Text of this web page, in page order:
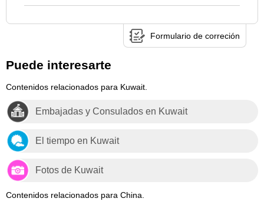
Formulario de correción
Puede interesarte
Contenidos relacionados para Kuwait.
Embajadas y Consulados en Kuwait
El tiempo en Kuwait
Fotos de Kuwait
Contenidos relacionados para China.